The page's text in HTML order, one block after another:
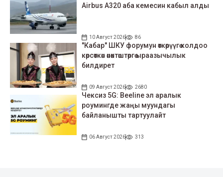
Airbus A320 аба кемесин кабыл алды
10 Август 2026 86
"Кабар" ШКУ форумун өткөрүүгө колдоо
көрсөткөн өнөктөштөргө ыраазычылык
билдирет
09 Август 2026 2680
Чексиз 5G: Beeline эл аралык
роумингде жаңы муундагы
байланышты тартуулайт
06 Август 2026 313